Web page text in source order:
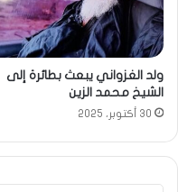
ولد الغزواني يبعث بطائرة إلى
الشيخ محمد الزين
30 أكتوبر، 2025